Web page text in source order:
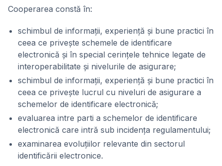
Cooperarea constă în:
schimbul de informații, experiență și bune practici în
ceea ce privește schemele de identificare
electronică și în special cerințele tehnice legate de
interoperabilitate și nivelurile de asigurare;
schimbul de informații, experiență și bune practici în
ceea ce privește lucrul cu niveluri de asigurare a
schemelor de identificare electronică;
evaluarea intre parti a schemelor de identificare
electronică care intră sub incidența regulamentului;
examinarea evoluțiilor relevante din sectorul
identificării electronice.